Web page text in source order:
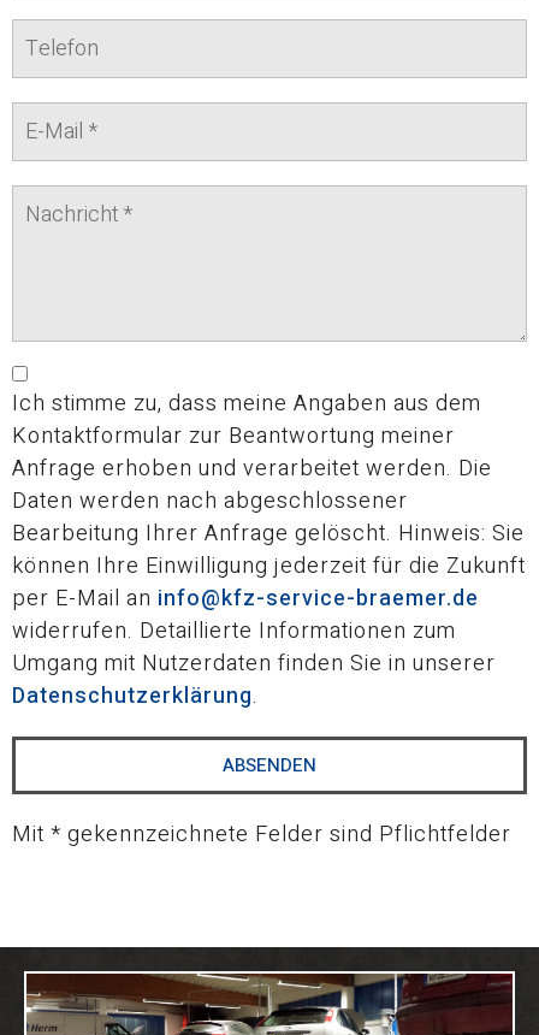
Ich stimme zu, dass meine Angaben aus dem
Kontaktformular zur Beantwortung meiner
Anfrage erhoben und verarbeitet werden. Die
Daten werden nach abgeschlossener
Bearbeitung Ihrer Anfrage gelöscht. Hinweis: Sie
können Ihre Einwilligung jederzeit für die Zukunft
per E-Mail an info@kfz-service-braemer.de
widerrufen. Detaillierte Informationen zum
Umgang mit Nutzerdaten finden Sie in unserer
Datenschutzerklärung.
Mit * gekennzeichnete Felder sind Pflichtfelder